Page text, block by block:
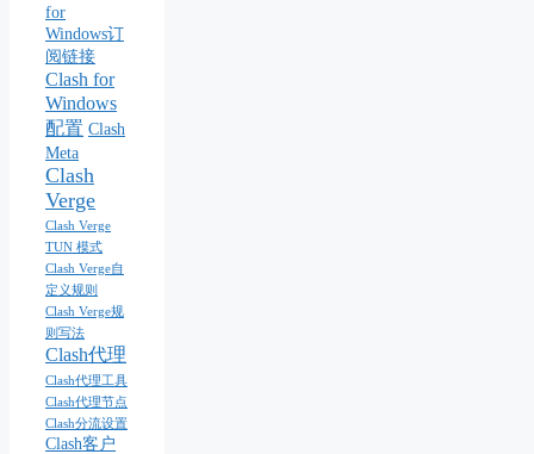
for
Windows订
阅链接
Clash for
Windows
配置 Clash
Meta
Clash
Verge
Clash Verge
TUN 模式
Clash Verge自
定义规则
Clash Verge规
则写法
Clash代理
Clash代理工具
Clash代理节点
Clash分流设置
Clash客户